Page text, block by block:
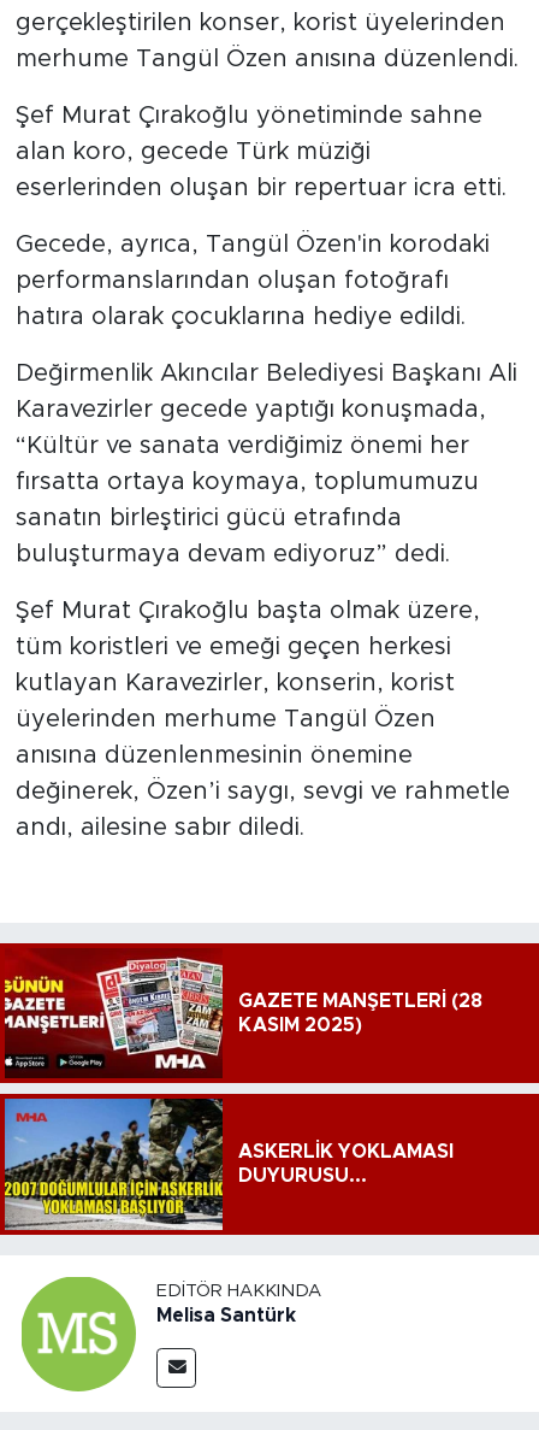
gerçekleştirilen konser, korist üyelerinden
merhume Tangül Özen anısına düzenlendi.
Şef Murat Çırakoğlu yönetiminde sahne
alan koro, gecede Türk müziği
eserlerinden oluşan bir repertuar icra etti.
Gecede, ayrıca, Tangül Özen'in korodaki
performanslarından oluşan fotoğrafı
hatıra olarak çocuklarına hediye edildi.
Değirmenlik Akıncılar Belediyesi Başkanı Ali
Karavezirler gecede yaptığı konuşmada,
“Kültür ve sanata verdiğimiz önemi her
fırsatta ortaya koymaya, toplumumuzu
sanatın birleştirici gücü etrafında
buluşturmaya devam ediyoruz” dedi.
Şef Murat Çırakoğlu başta olmak üzere,
tüm koristleri ve emeği geçen herkesi
kutlayan Karavezirler, konserin, korist
üyelerinden merhume Tangül Özen
anısına düzenlenmesinin önemine
değinerek, Özen’i saygı, sevgi ve rahmetle
andı, ailesine sabır diledi.
GAZETE MANŞETLERİ (28
KASIM 2025)
ASKERLİK YOKLAMASI
DUYURUSU...
EDITÖR HAKKINDA
Melisa Santürk